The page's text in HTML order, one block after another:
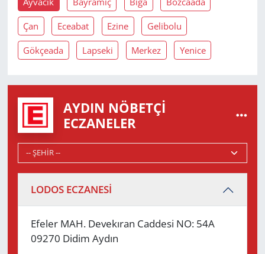
Çan Eceabat Ezine Gelibolu
Gökçeada Lapseki Merkez Yenice
AYDIN NÖBETÇI
ECZANELER
LODOS ECZANESİ
Efeler MAH. Devekıran Caddesi NO: 54A
09270 Didim Aydın